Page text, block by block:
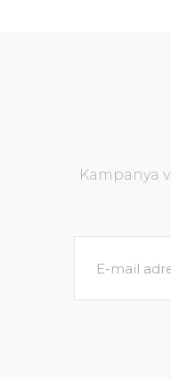
Kampanya